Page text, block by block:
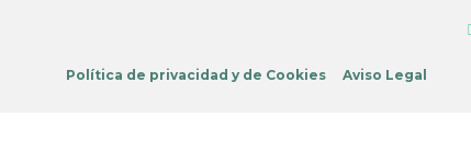
Política de privacidad y de Cookies Aviso Legal